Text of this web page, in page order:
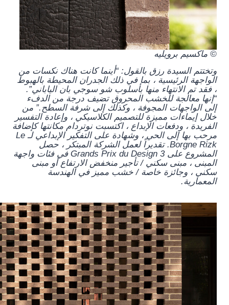
© ماكسيم برويليه
وتختتم السيدة رزق بالقول: “أينما كانت هناك نكسات من
الواجهة الرئيسية ، بما في ذلك الجدران المحيطة بالهبوط
، فقد تم الانتهاء منها بأسلوب شو سوجي بان الياباني”.
“إنها معالجة للخشب المحروق تضيف درجة من الدفء
إلى الواجهات المجوفة ، وكذلك إلى شرفة السطح.” من
خلال إيماءات مميزة للتصميم الكلاسيكي ، وإعادة التفسير
الفريدة ، ودفعات الإبداع ، اكتسبت نوتردام مكانتها كإضافة
مرحب بها إلى الحي ، وشهادة على التفكير الإبداعي لـ Le
Borgne Rizk. تقديراً لعمل الشركة المبتكر ، حصل
المشروع على 3 Grands Prix du Design في فئات واجهة
المبنى ، مبنى سكني / تأجير منخفض الارتفاع أو مبنى
سكني ، وجائزة خاصة / خشب مميز في الهندسة
المعمارية.